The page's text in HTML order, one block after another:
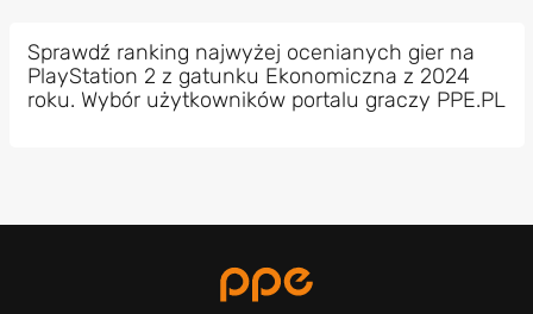
Sprawdź ranking najwyżej ocenianych gier na
PlayStation 2 z gatunku Ekonomiczna z 2024
roku. Wybór użytkowników portalu graczy PPE.PL